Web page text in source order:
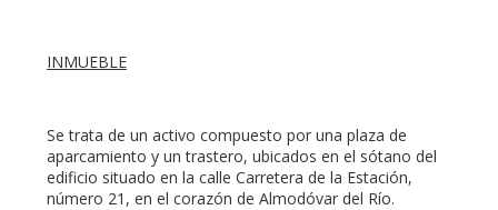
INMUEBLE
Se trata de un activo compuesto por una plaza de
aparcamiento y un trastero, ubicados en el sótano del
edificio situado en la calle Carretera de la Estación,
número 21, en el corazón de Almodóvar del Río.